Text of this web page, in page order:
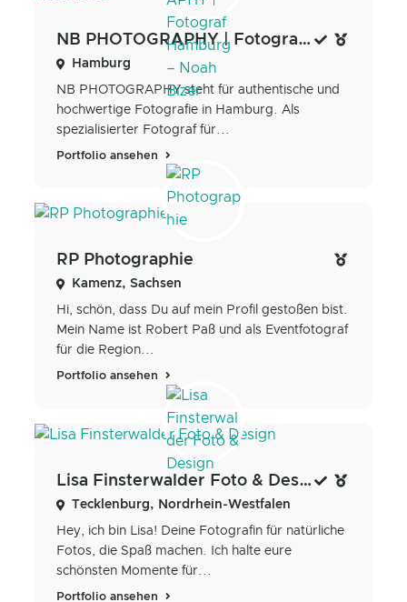
NB PHOTOGRAPHY | Fotograf Hamburg – Noah Bizer
Hamburg
NB PHOTOGRAPHY steht für authentische und
hochwertige Fotografie in Hamburg. Als
spezialisierter Fotograf für...
Portfolio ansehen
RP Photographie
Kamenz, Sachsen
Hi, schön, dass Du auf mein Profil gestoßen bist.
Mein Name ist Robert Paß und als Eventfotograf
für die Region...
Portfolio ansehen
Lisa Finsterwalder Foto & Design
Tecklenburg, Nordrhein-Westfalen
Hey, ich bin Lisa! Deine Fotografin für natürliche
Fotos, die Spaß machen. Ich halte eure
schönsten Momente für...
Portfolio ansehen